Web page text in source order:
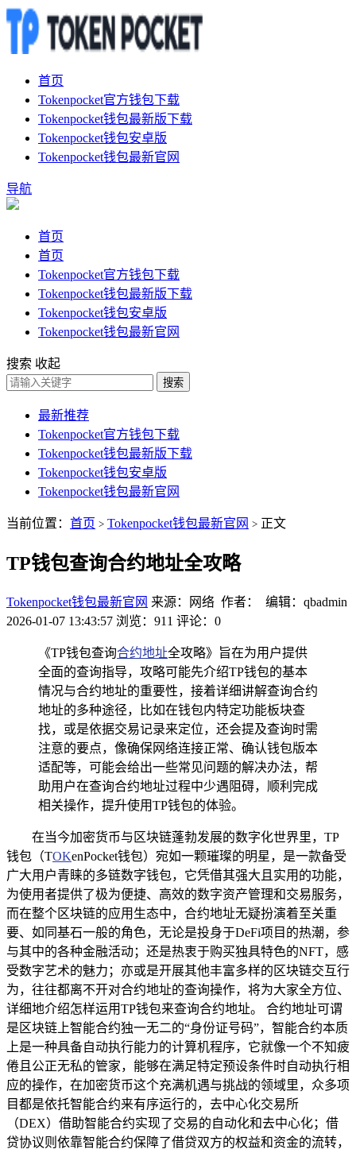
首页
Tokenpocket官方钱包下载
Tokenpocket钱包最新版下载
Tokenpocket钱包安卓版
Tokenpocket钱包最新官网
导航
首页
首页
Tokenpocket官方钱包下载
Tokenpocket钱包最新版下载
Tokenpocket钱包安卓版
Tokenpocket钱包最新官网
搜索 收起
搜索
最新推荐
Tokenpocket官方钱包下载
Tokenpocket钱包最新版下载
Tokenpocket钱包安卓版
Tokenpocket钱包最新官网
当前位置： 首页 > Tokenpocket钱包最新官网 > 正文
TP钱包查询合约地址全攻略
Tokenpocket钱包最新官网 来源：网络 作者： 编辑：qbadmin
2026-01-07 13:43:57 浏览：911 评论：0
《TP钱包查询合约地址全攻略》旨在为用户提供
全面的查询指导，攻略可能先介绍TP钱包的基本
情况与合约地址的重要性，接着详细讲解查询合约
地址的多种途径，比如在钱包内特定功能板块查
找，或是依据交易记录来定位，还会提及查询时需
注意的要点，像确保网络连接正常、确认钱包版本
适配等，可能会给出一些常见问题的解决办法，帮
助用户在查询合约地址过程中少遇阻碍，顺利完成
相关操作，提升使用TP钱包的体验。
在当今加密货币与区块链蓬勃发展的数字化世界里，TP
钱包（TOKenPocket钱包）宛如一颗璀璨的明星，是一款备受
广大用户青睐的多链数字钱包，它凭借其强大且实用的功能，
为使用者提供了极为便捷、高效的数字资产管理和交易服务，
而在整个区块链的应用生态中，合约地址无疑扮演着至关重
要、如同基石一般的角色，无论是投身于DeFi项目的热潮，参
与其中的各种金融活动；还是热衷于购买独具特色的NFT，感
受数字艺术的魅力；亦或是开展其他丰富多样的区块链交互行
为，往往都离不开对合约地址的查询操作，将为大家全方位、
详细地介绍怎样运用TP钱包来查询合约地址。 合约地址可谓
是区块链上智能合约独一无二的“身份证号码”，智能合约本质
上是一种具备自动执行能力的计算机程序，它就像一个不知疲
倦且公正无私的管家，能够在满足特定预设条件时自动执行相
应的操作，在加密货币这个充满机遇与挑战的领域里，众多项
目都是依托智能合约来有序运行的，去中心化交易所
（DEX）借助智能合约实现了交易的自动化和去中心化；借
贷协议则依靠智能合约保障了借贷双方的权益和资金的流转，